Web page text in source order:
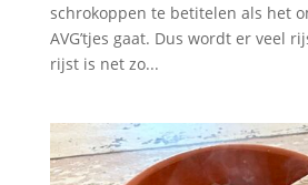
schrokoppen te betitelen als het
AVG’tjes gaat. Dus wordt er veel
rijst is net zo...